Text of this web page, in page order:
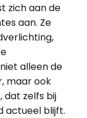
zich aan de
aan. Ze
alleen de
maar ook
dat zelfs bij
actueel blijft.